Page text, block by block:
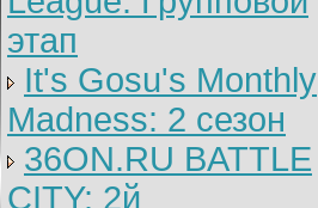
этап
It's Gosu's Monthly
Madness: 2 сезон
36ON.RU BATTLE
CITY: 2й